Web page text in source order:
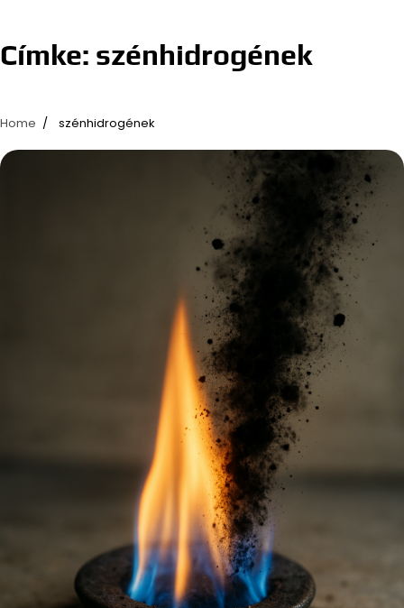
Címke: szénhidrogének
Home szénhidrogének